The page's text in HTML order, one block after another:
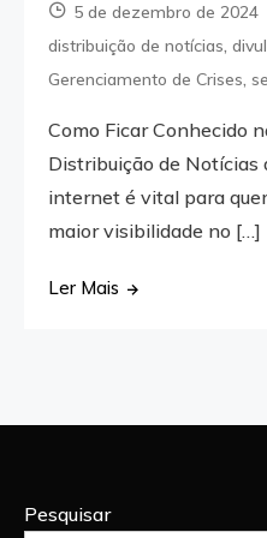
5 de dezembro de 2024
distribuição de notícias ,
Gerenciamento de Crises ,
Como Ficar Conhecido
Distribuição de Notícias
internet é vital para
maior visibilidade no […]
Ler Mais
Pesquisar